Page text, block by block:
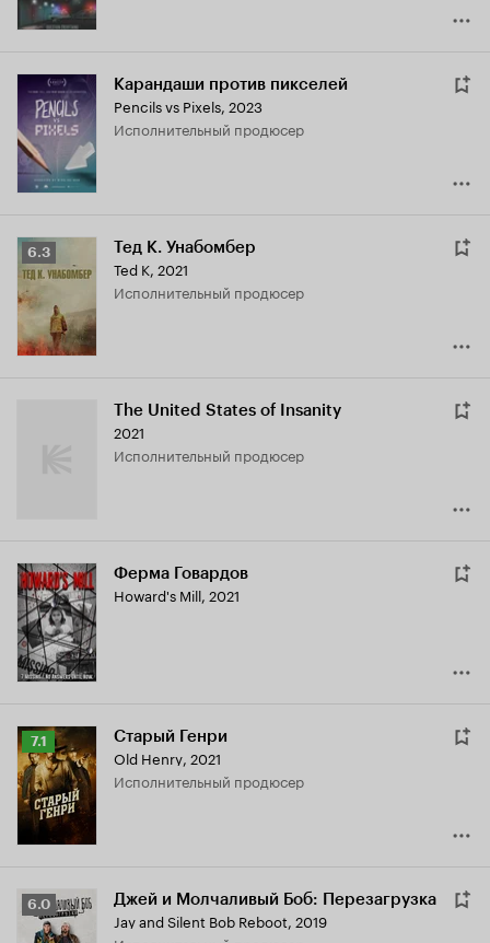
Карандаши против пикселей
Pencils vs Pixels, 2023
исполнительный продюсер
Рейтинг
Кинопоиска
6.3
6.3 Тед К. Унабомбер
Ted K, 2021
исполнительный продюсер
The United States of Insanity
2021
исполнительный продюсер
Ферма Говардов
Howard's Mill, 2021
Рейтинг
Кинопоиска
7.1
7.1 Старый Генри
Old Henry, 2021
исполнительный продюсер
Рейтинг
Кинопоиска
6.0 Джей и Молчаливый Боб: Перезагрузка
Jay and Silent Bob Reboot, 2019